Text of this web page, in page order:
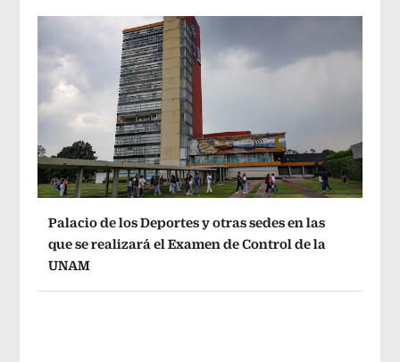
Palacio de los Deportes y otras sedes en las
que se realizará el Examen de Control de la
UNAM